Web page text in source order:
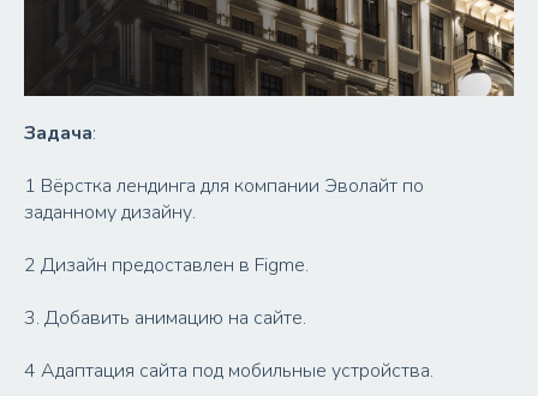
Задача:
1 Вёрстка лендинга для компании Эволайт по
заданному дизайну.
2 Дизайн предоставлен в Figme.
3. Добавить анимацию на сайте.
4 Адаптация сайта под мобильные устройства.